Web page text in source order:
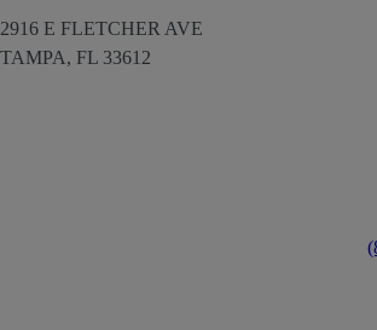
2916 E FLETCHER AVE
TAMPA, FL 33612